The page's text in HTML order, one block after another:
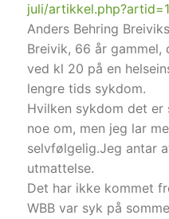
juli/
Anders Behring
Breivik, 66 år
ved kl 20 på en
lengre tids sykdom.
Hvilken sykdom det
noe om, men jeg lar
selvfølgelig.Jeg antar
utmattelse.
Det har ikke kommet
WBB var syk på